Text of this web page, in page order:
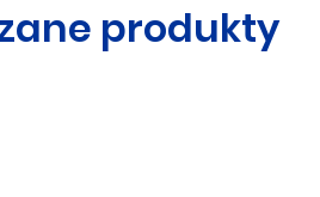
produkty